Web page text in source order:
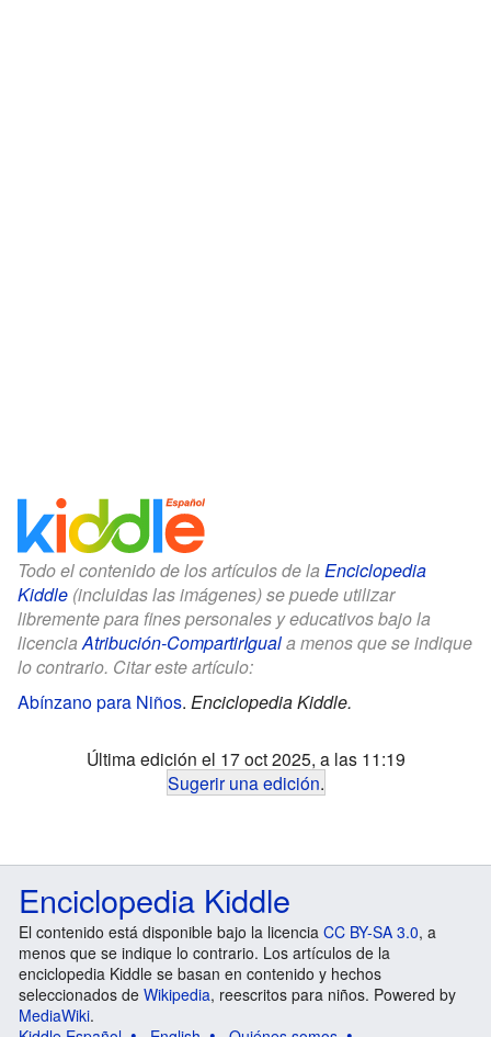
Todo el contenido de los artículos de la Enciclopedia
Kiddle (incluidas las imágenes) se puede utilizar
libremente para fines personales y educativos bajo la
licenciaAtribución-CompartirIguala menos que se indique
lo contrario. Citar este artículo:
Abínzano para Niños. Enciclopedia Kiddle.
Última edición el 17 oct 2025, a las 11:19
Sugerir una edición.
Enciclopedia Kiddle
El contenido está disponible bajo la licencia CC BY-SA 3.0, a
menos que se indique lo contrario. Los artículos de la
enciclopedia Kiddle se basan en contenido y hechos
seleccionados de Wikipedia, reescritos para niños. Powered by
MediaWiki.